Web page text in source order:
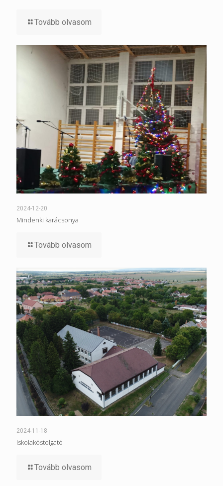
Tovább olvasom
2024-12-20
Mindenki karácsonya
Tovább olvasom
2024-11-18
Iskolakóstolgató
Tovább olvasom